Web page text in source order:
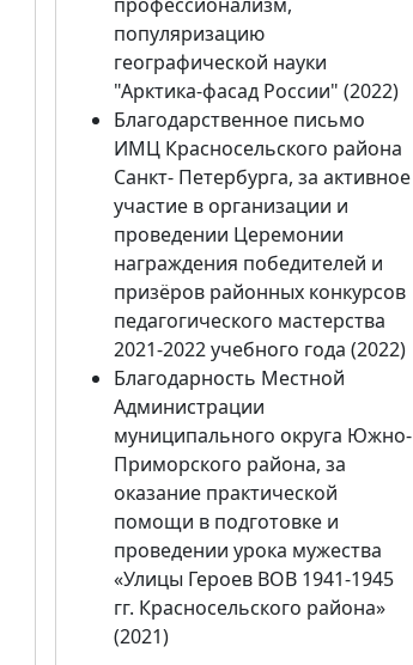
популяризацию
географической науки
"Арктика-фасад России" (2022)
Благодарственное письмо
ИМЦ Красносельского района
Санкт- Петербурга, за активное
участие в организации и
проведении Церемонии
награждения победителей и
призёров районных конкурсов
педагогического мастерства
2021-2022 учебного года (2022)
Благодарность Местной
Администрации
муниципального округа Южно-
Приморского района, за
оказание практической
помощи в подготовке и
проведении урока мужества
«Улицы Героев ВОВ 1941-1945
гг. Красносельского района»
(2021)